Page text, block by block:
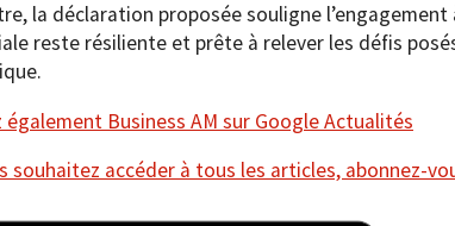
la déclaration proposée souligne
reste résiliente et prête à relever les défis
également Business AM sur Google Actualités
souhaitez accéder à tous les articles, abonnez-